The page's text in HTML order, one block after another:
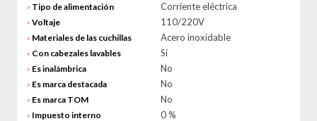
> Tipo de alimentación Corriente eléctrica
> Voltaje 110/220V
> Materiales de las cuchillas Acero inoxidable
> Con cabezales lavables Sí
> Es inalámbrica No
> Es marca destacada No
> Es marca TOM No
> Impuesto interno 0 %